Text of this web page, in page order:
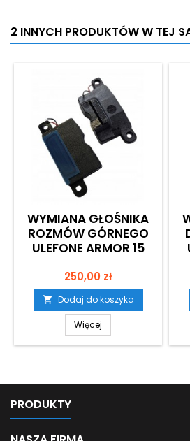
2 INNYCH PRODUKTÓW W TEJ
WYMIANA GŁOŚNIKA
ROZMÓW GÓRNEGO
ULEFONE ARMOR 15
Cena
250,00 zł
 Dodaj do koszyka
Więcej
PRODUKTY